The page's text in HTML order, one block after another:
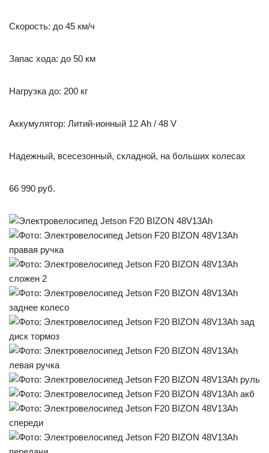
Скорость: до 45 км/ч
Запас хода: до 50 км
Нагрузка до: 200 кг
Аккумулятор: Литий-ионный 12 Ah / 48 V
Надежный, всесезонный, складной, на больших колесах
66 990 руб.